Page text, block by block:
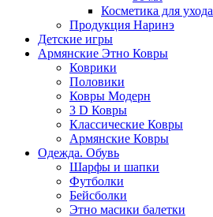
Косметика для ухода
Продукция Наринэ
Детские игры
Армянские Этно Ковры
Коврики
Половики
Ковры Модерн
3 D Ковры
Классические Ковры
Армянские Ковры
Одежда. Обувь
Шарфы и шапки
Футболки
Бейсболки
Этно масики балетки